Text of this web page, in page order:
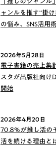
ャンルを推す“掛
の悩み、SNS活用
2026年5月28日
電子書籍の売上集
スタが出版社向け
開始
2026年4月20日
70.8％が推し活の
活を続ける理由と